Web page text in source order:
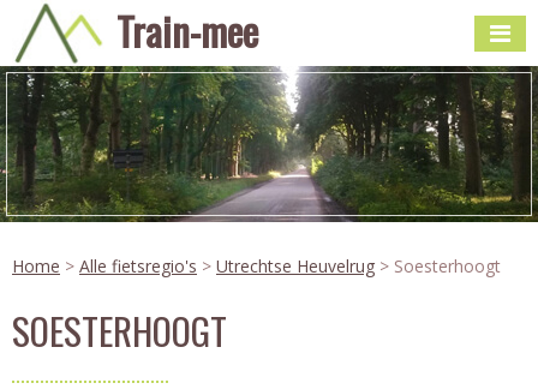
Train-mee
Home > Alle fietsregio's > Utrechtse Heuvelrug > Soesterhoogt
SOESTERHOOGT